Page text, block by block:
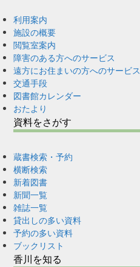
利用案内
施設の概要
閲覧室案内
障害のある方へのサービス
遠方にお住まいの方へのサービス
交通手段
図書館カレンダー
おたより
資料をさがす
蔵書検索・予約
横断検索
新着図書
新聞一覧
雑誌一覧
貸出しの多い資料
予約の多い資料
ブックリスト
香川を知る